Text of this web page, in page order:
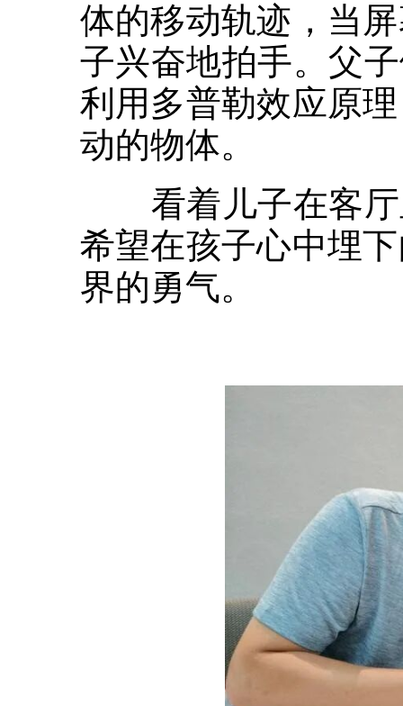
体的移动轨迹，当
子兴奋地拍手。父
利用多普勒效应原
动的物体。
看着儿子在客厅
希望在孩子心中埋
界的勇气。